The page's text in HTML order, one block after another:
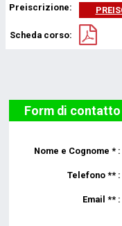
Preiscrizione:
Scheda corso:
Form di contatto
Nome e Cognome * :
Telefono ** :
Email ** :